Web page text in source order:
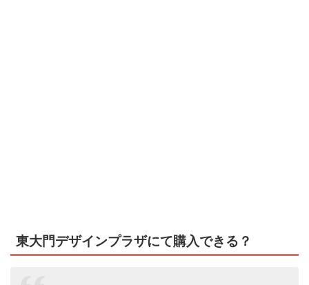
東大門デザインプラザにて購入できる？